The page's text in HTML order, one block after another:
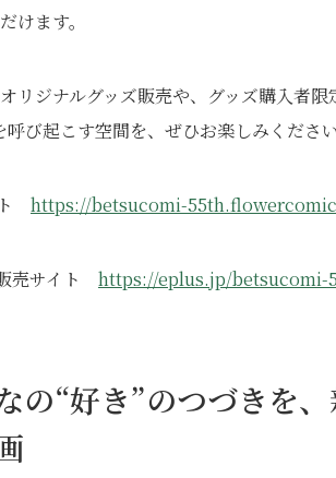
けます。
リジナルグッズ販売や、グッズ購入者
呼び起こす空間を、ぜひお楽しみください
https://betsucomi-
売サイト https://eplus.jp/betsucomi-
の“好き”のつづきを